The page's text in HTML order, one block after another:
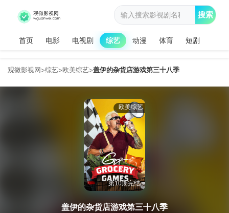
首页 电影 电视剧 综艺 动漫 体育 短剧
搜索
观微影视网>综艺>欧美综艺>盖伊的杂货店游戏第三十八季
欧美综艺
第10期完结
盖伊的杂货店游戏第三十八季